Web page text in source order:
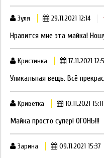
Зуля 29.11.2021 12:14
Нравится мне эта майка!
Кристинка 17.11.2021
Уникальная вещь. Всё
Криветка 10.11.2021 15:11
Майка просто супер! ОГОНЬ!!!
Зарина 09.11.2021 15:37